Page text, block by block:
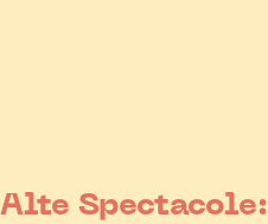
Alte Spectacole: